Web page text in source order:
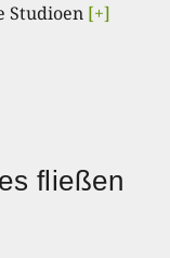
Studioen [+]
fließen